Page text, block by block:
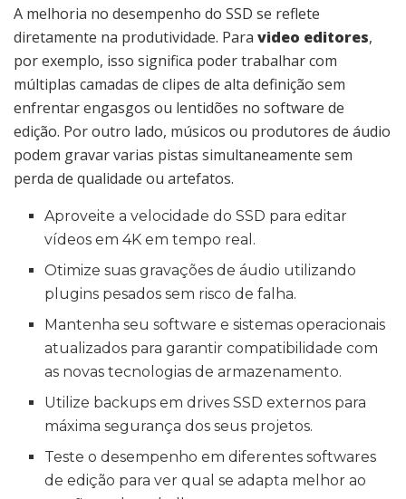
A melhoria no desempenho do SSD se reflete
diretamente na produtividade. Para video editores,
por exemplo, isso significa poder trabalhar com
múltiplas camadas de clipes de alta definição sem
enfrentar engasgos ou lentidões no software de
edição. Por outro lado, músicos ou produtores de áudio
podem gravar varias pistas simultaneamente sem
perda de qualidade ou artefatos.
Aproveite a velocidade do SSD para editar
vídeos em 4K em tempo real.
Otimize suas gravações de áudio utilizando
plugins pesados sem risco de falha.
Mantenha seu software e sistemas operacionais
atualizados para garantir compatibilidade com
as novas tecnologias de armazenamento.
Utilize backups em drives SSD externos para
máxima segurança dos seus projetos.
Teste o desempenho em diferentes softwares
de edição para ver qual se adapta melhor ao